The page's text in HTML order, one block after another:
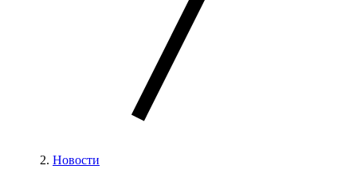
Новости